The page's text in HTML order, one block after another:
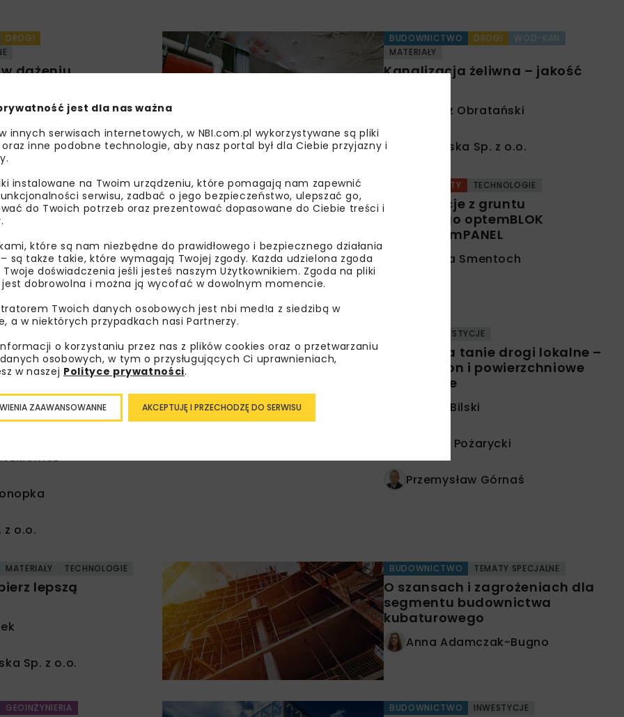
DROGI
dążeniu
Bugno
BUDOWNICTWO DROGI
WOD-KAN
MATERIAŁY
Kanalizacja żeliwna – jakość
Tomasz Obratański
RSP Polska Sp. z o.o.
DROGI
MOSTY
się trwałość
Szyller-Zagrodnik
MOSTY TECHNOLOGIE
Konstrukcje z gruntu
zbrojonego optemBLOK
oraz optemPANEL
Karolina Smentoch
badań
trwałej
z o.o.
INWESTYCJE
Sposób na tanie drogi lokalne –
pianobeton i powierzchniowe
utrwalenie
Marcin Bilski
Andrzej Pożarycki
Przemysław Górnaś
MATERIAŁY TECHNOLOGIE
lepszą
Sp. z o.o.
BUDOWNICTWO TEMATY SPECJALNE
O szansach i zagrożeniach dla
segmentu budownictwa
kubaturowego
Anna Adamczak-Bugno
GEOINŻYNIERIA
BUDOWNICTWO INWESTYCJE
jest dla nas ważna
innych serwisach internetowych, w NBI.com.pl wykorzystywane są pliki
inne podobne technologie, aby nasz portal był dla Ciebie przyjazny i
instalowane na Twoim urządzeniu, które pomagają nam zapewnić
serwisu, zadbać o jego bezpieczeństwo, ulepszać go,
do Twoich potrzeb oraz prezentować dopasowane do Ciebie treści i
które są nam niezbędne do prawidłowego i bezpiecznego działania
są także takie, które wymagają Twojej zgody. Każda udzielona zgoda
doświadczenia jeśli jesteś naszym Użytkownikiem. Zgoda na pliki
dobrowolna i można ją wycofać w dowolnym momencie.
Twoich danych osobowych jest nbi med!a z siedzibą w
a w niektórych przypadkach nasi Partnerzy.
o korzystaniu przez nas z plików cookies oraz o przetwarzaniu
osobowych, w tym o przysługujących Ci uprawnieniach,
w naszej Polityce prywatności.
AKCEPTUJĘ I PRZECHODZĘ DO SERWISU
ZAAWANSOWANNE